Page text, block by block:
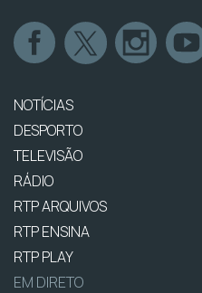
NOTÍCIAS
DESPORTO
TELEVISÃO
RÁDIO
RTP ARQUIVOS
RTP ENSINA
RTP PLAY
EM DIRETO